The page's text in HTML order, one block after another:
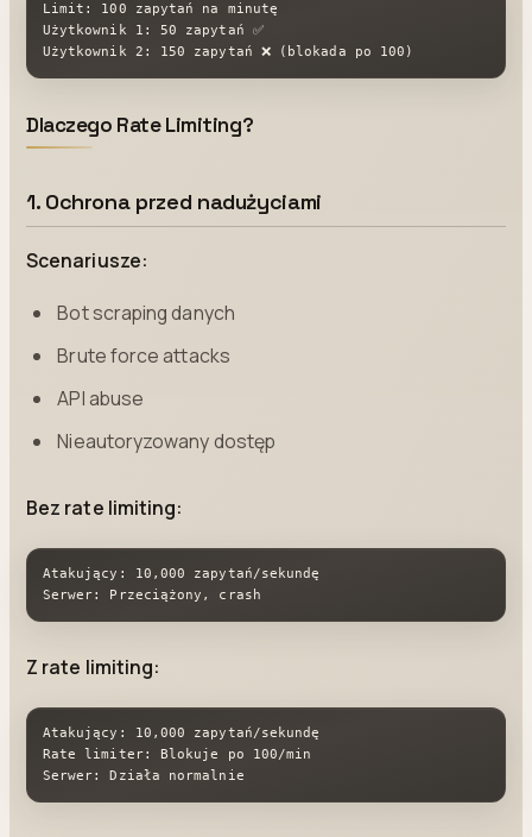
Limit: 100 zapytań na minutę
Użytkownik 1: 50 zapytań ✅
Użytkownik 2: 150 zapytań ❌ (blokada po 100)
Dlaczego Rate Limiting?
1. Ochrona przed nadużyciami
Scenariusze:
Bot scraping danych
Brute force attacks
API abuse
Nieautoryzowany dostęp
Bez rate limiting:
Atakujący: 10,000 zapytań/sekundę
Serwer: Przeciążony, crash
Z rate limiting:
Atakujący: 10,000 zapytań/sekundę
Rate limiter: Blokuje po 100/min
Serwer: Działa normalnie